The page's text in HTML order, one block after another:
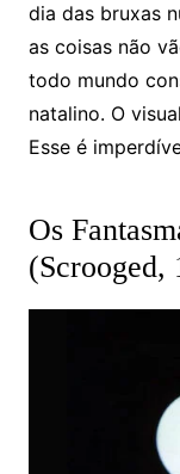
dia das bruxas
as coisas não
todo mundo
natalino. O
Esse é
Os
(Scrooged,